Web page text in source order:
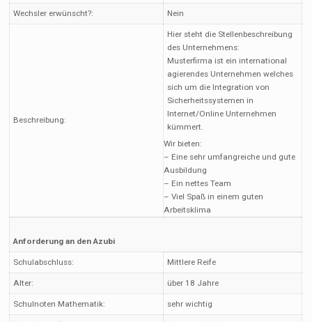
Wechsler erwünscht?: Nein
Beschreibung:
Hier steht die Stellenbeschreibung
des Unternehmens:
Musterfirma ist ein international
agierendes Unternehmen welches
sich um die Integration von
Sicherheitssystemen in
Internet/Online Unternehmen
kümmert.
Wir bieten:
– Eine sehr umfangreiche und gute
Ausbildung
– Ein nettes Team
– Viel Spaß in einem guten
Arbeitsklima
Anforderung an den Azubi
Schulabschluss: Mittlere Reife
Alter: über 18 Jahre
Schulnoten Mathematik: sehr wichtig